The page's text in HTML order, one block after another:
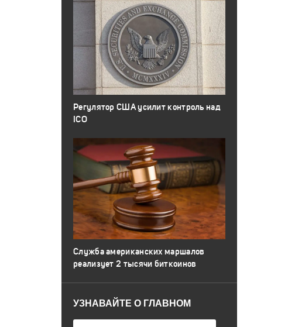
Регулятор США усилит контроль над
ICO
Служба американских маршалов
реализует 2 тысячи биткоинов
УЗНАВАЙТЕ О ГЛАВНОМ